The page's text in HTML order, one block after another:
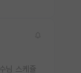
님 스케쥴